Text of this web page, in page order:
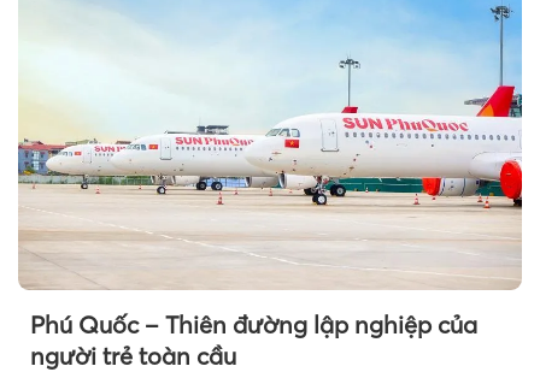
Phú Quốc – Thiên đường lập nghiệp của
người trẻ toàn cầu